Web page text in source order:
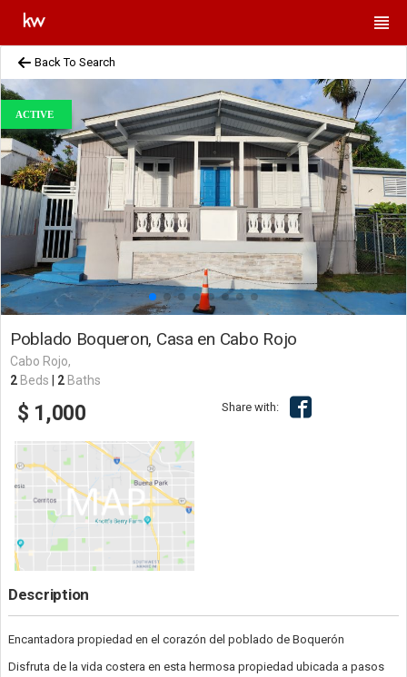
Back To Search
ACTIVE
Poblado Boqueron, Casa en Cabo Rojo
Cabo Rojo,
2 Beds 2 Baths
$ 1,000 Share with:
Description
Encantadora propiedad en el corazón del poblado de Boquerón
Disfruta de la vida costera en esta hermosa propiedad ubicada a pasos